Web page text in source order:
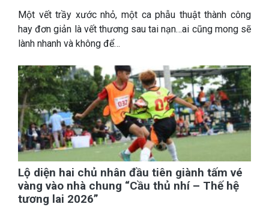
Một vết trầy xước nhỏ, một ca phẫu thuật thành công
hay đơn giản là vết thương sau tai nạn…ai cũng mong sẽ
lành nhanh và không để…
Lộ diện hai chủ nhân đầu tiên giành tấm vé
vàng vào nhà chung “Cầu thủ nhí – Thế hệ
tương lai 2026”